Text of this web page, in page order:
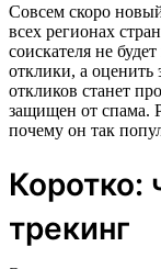
Совсем скоро
всех регионах
соискателя не
отклики, а оценить
откликов станет
защищен от спама.
почему он так
Коротко:
трекинг